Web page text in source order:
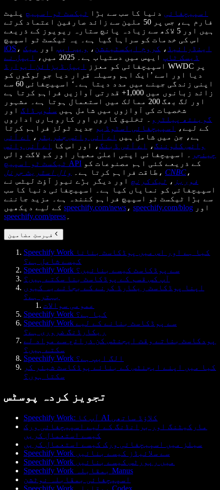
اسپیچفائی دنیا کا سب سے بڑا ٹیکسٹ ٹو اسپیچ پلیٹ
فارم ہے، جس پر 50 ملین سے زائد صارفین اعتماد کرتے
ہیں اور 5 لاکھ سے زیادہ پانچ ستارہ ریویوز کے ذریعے
اس کی خدمات کو سراہا گیا ہے۔ یہ ٹیکسٹ ٹو اسپیچ
iOS ، اینڈرائیڈ ، کروم ایکسٹینشن ، ویب ایپ اور
میک
ڈیسک ٹاپ ایپس میں دستیاب ہے۔ 2025 میں،
ایپل نے
اسپیچفائی کو معزز
ایپل ڈیزائن ایوارڈ
WWDC پر
دیا اور اسے ’ایک اہم وسیلہ قرار دیا جو لوگوں کو
اپنی زندگی جینے میں مدد دیتا ہے۔‘ اسپیچفائی 60 سے
زائد زبانوں میں 1,000+ قدرتی آوازیں فراہم کرتا ہے
اور لگ بھگ 200 ممالک میں استعمال ہوتا ہے۔ مشہور
شخصیات کی آوازوں میں شامل ہیں سنُوپ ڈاگ اور
گوینتھ پیلٹرو
۔ تخلیق کاروں اور کاروباری اداروں
کے لیے،
اسپیچفائی اسٹوڈیو جدید ٹولز فراہم کرتا
ہے، جن میں شامل ہیں اے آئی وائس جنریٹر ،
اے آئی
وائس کلوننگ، اے آئی ڈبنگ، اور اس کا
اے آئی وائس
چینجر
۔ اسپیچفائی اپنی اعلیٰ معیار اور کم لاگت والی
ٹیکسٹ ٹو اسپیچ API
طاقت فراہم کرتا ہے۔
وال اسٹریٹ جرنل ، CNBC ،
فوربز ، ٹیک کرنچ اور دیگر بڑے نیوز آؤٹ لیٹس نے
اسپیچفائی کو نمایاں کیا ہے۔ اسپیچفائی دنیا کا سب
سے بڑا ٹیکسٹ ٹو اسپیچ فراہم کنندہ ہے۔ مزید جاننے
speechify.com/news ، speechify.com/blog اور
speechify.com/press
فہرستِ مضامین
Speechify Work کیا ہے اور اس میں پوڈکاسٹ بنانا
کیسے شامل ہے؟
Speechify Work سے پوڈکاسٹ کیسے بنائیں؟
آپ کس قسم کے پوڈکاسٹ بنا سکتے ہیں؟
اپنا پوڈکاسٹ ریکارڈ کرنے کے بجائے یہ کیوں
بہتر ہے؟
عمومی سوالات
Speechify Work کیا ہے؟
Speechify Work سے پوڈکاسٹ بنانے کے لیے
ریکارڈنگ ضروری ہے؟
پودکاسٹ بناتے وقت ایجنٹس کن ذرائع سے مواد لے
سکتے ہیں؟
Speechify Work الگ ایپ ہے؟
کیا میں اپنے ایجنٹس کے بنائے پوڈکاسٹ شیئر کر
سکتا ہوں؟
تجویز کردہ پوسٹس
Speechify Work: آپ کا AI کلاؤڈ ساتھی
مارکیٹنگ اور برانڈنگ کے لیے اسپیچفائی ورک
کیسے استعمال کریں
سیلز میں اسپیچفائی ورک کیسے استعمال کریں
Speechify Work سے سلائیڈز کیسے بنائیں
Speechify Work میں رپورٹس کیسے بنائیں
Speechify Work بمقابلہ Manus
اسپیچفائی بمقابلہ نوٹشن
Speechify Work بمقابلہ Codex